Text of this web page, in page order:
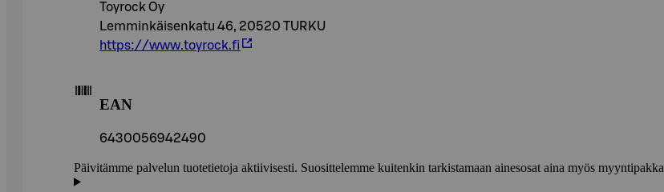
Toyrock Oy
Lemminkäisenkatu 46, 20520 TURKU
https://www.toyrock.fi
EAN
6430056942490
Päivitämme palvelun tuotetietoja aktiivisesti. Suosittelemme kuitenkin tarkistamaan ainesosat aina myös